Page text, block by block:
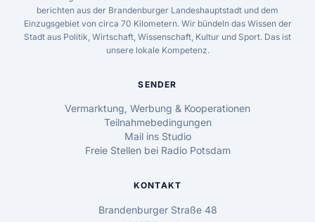
berichten aus der Brandenburger Landeshauptstadt und dem
Einzugsgebiet von circa 70 Kilometern. Wir bündeln das Wissen der
Stadt aus Politik, Wirtschaft, Wissenschaft, Kultur und Sport. Das ist
unsere lokale Kompetenz.
SENDER
Vermarktung, Werbung & Kooperationen
Teilnahmebedingungen
Mail ins Studio
Freie Stellen bei Radio Potsdam
KONTAKT
Brandenburger Straße 48